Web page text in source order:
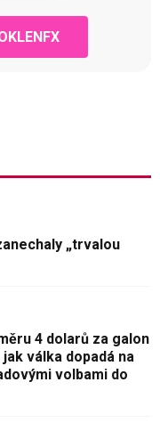
„trvalou
4 dolarů za galon
válka dopadá na
volbami do